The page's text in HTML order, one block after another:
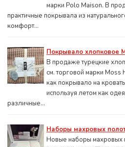
марки Polo Maison. В
практичные покрывала из
комфорт...
Покрывало хлопковое
В продаже турецкие
см. торговой марки
как покрывало на
используя летом как
различные...
Наборы махровых
Новые наборы махровых